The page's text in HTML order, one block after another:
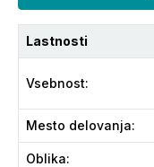
Lastnosti
Vsebnost:
Mesto delovanja:
Oblika: